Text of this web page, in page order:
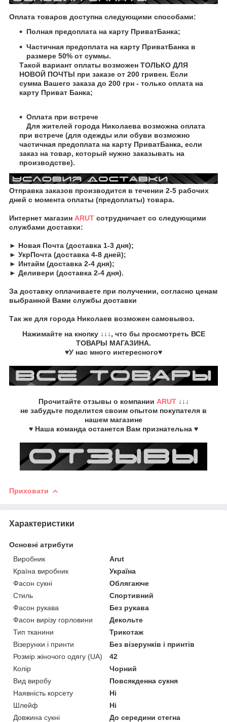
Оплата товаров доступна следующими способами:
Полная предоплата на карту ПриватБанка;
Частичная предоплата на карту ПриватБанка в
размере 50% от суммы.
Такой вариант оплаты возможен ТОЛЬКО ДЛЯ
НОВОЙ ПОЧТЫ при заказе от 200 гривен. Если
сумма Вашего заказа до 200 грн - только оплата на
карту Приват Банка;
Оплата при встрече
Для жителей города Николаева возможна оплата
при встрече (для одежды или обуви возможно
частичная предоплата на карту ПриватБанка, если
заказ на товар, который нужно заказывать на
производстве).
Отправка заказов производится в течении 2-5 рабочих
дней с момента оплаты (предоплаты) товара.
Интернет магазин ARUT сотрудничает со следующими
службами доставки:
► Новая Почта (доставка 1-3 дня);
► УкрПочта (доставка 4-8 дней);
► Интайм (доставка 2-4 дня);
► Деливери (доставка 2-4 дня).
За доставку оплачиваете при получении, согласно ценам
выбранной Вами службы доставки
Так же для города Николаев возможен самовывоз.
Нажимайте на кнопку↓↓↓, что бы просмотреть ВСЕ
ТОВАРЫ МАГАЗИНА.
♥У нас много интересного♥
Прочитайте отзывы о компании ARUT↓↓↓
не забудьте поделится своим опытом покупателя в
нашем магазине
♥ Наша команда останется Вам признательна ♥
Приховати
Характеристики
Основні атрибути
Виробник
Arut
Країна виробник
Україна
Фасон сукні
Облягаюче
Стиль
Спортивний
Фасон рукава
Без рукава
Фасон вирізу горловини
Декольте
Тип тканини
Трикотаж
Візерунки і принти
Без візерунків і принтів
Розмір жіночого одягу (UA)
42
Колір
Чорний
Вид виробу
Повсякденна сукня
Наявність корсету
Ні
Шлейф
Ні
Довжина сукні
До середини стегна